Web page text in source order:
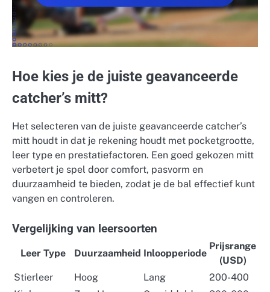
Hoe kies je de juiste geavanceerde
catcher’s mitt?
Het selecteren van de juiste geavanceerde catcher’s
mitt houdt in dat je rekening houdt met pocketgrootte,
leer type en prestatiefactoren. Een goed gekozen mitt
verbetert je spel door comfort, pasvorm en
duurzaamheid te bieden, zodat je de bal effectief kunt
vangen en controleren.
Vergelijking van leersoorten
Leer Type Duurzaamheid Inloopperiode
Prijsrange
(USD)
Stierleer
Hoog Lang
200-400